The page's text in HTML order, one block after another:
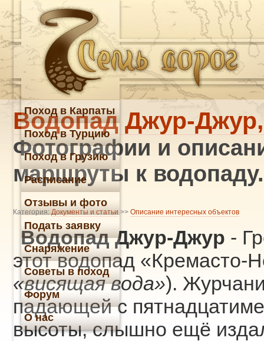
Водопад Джур-
Фотографии и
маршруты к водопаду.
Категория: Документы и статьи >> Описание интересных объектов
Водопад Джур-Джур -
этот водопад «Кремасто-
«висящая вода»).
падающей с
высоты, слышно ещё
Поход в Карпаты
Поход в Турцию
Поход в Грузию
Расписание
Отзывы и фото
Подать заявку
Снаряжение
Советы в поход
Форум
О нас